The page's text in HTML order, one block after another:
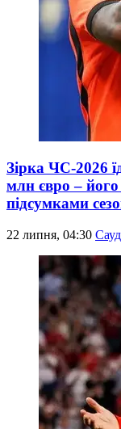
Зірка ЧС-2026
млн євро –
підсумками
22 липня, 04:30